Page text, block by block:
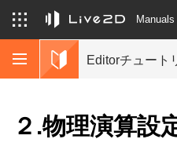
Editorチュート
２.物理演算設